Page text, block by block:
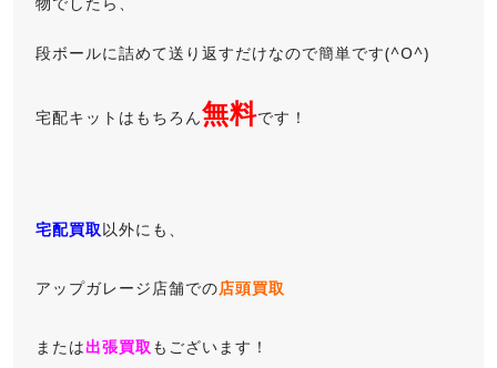
段ボールに詰めて送り返すだけなので簡単です(^O^)
宅配キットはもちろん無料です！
宅配買取以外にも、
アップガレージ店舗での店頭買取
または出張買取 もございます！